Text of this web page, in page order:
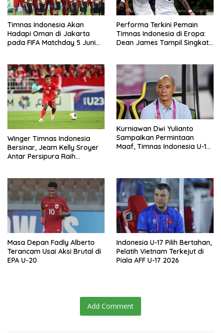
Timnas Indonesia Akan
Hadapi Oman di Jakarta
pada FIFA Matchday 5 Juni
Performa Terkini Pemain
Timnas Indonesia di Eropa:
Dean James Tampil Singkat,
Winger Timnas Indonesia
Bersinar, Jeam Kelly Sroyer
Antar Persipura Raih
Kurniawan Dwi Yulianto
Sampaikan Permintaan
Maaf, Timnas Indonesia U-17
Masa Depan Fadly Alberto
Terancam Usai Aksi Brutal di
EPA U-20
Indonesia U-17 Pilih Bertahan,
Pelatih Vietnam Terkejut di
Piala AFF U-17 2026
Add Comment